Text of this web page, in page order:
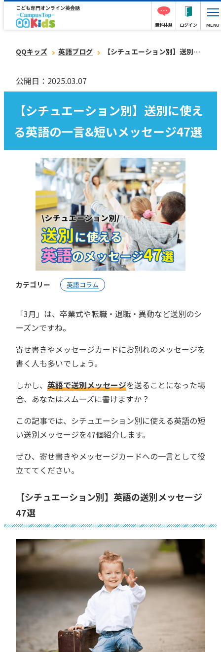
こども専門オンライン英会話
無料体験 ログイン MENU
QQキッズ 英語ブログ 【シチュエーション別】送別に使える英語の一言&短いメッセージ47選
公開日：2025.03.07
【シチュエーション別】送別に使え
る英語の一言&短いメッセージ47選
カテゴリー 英語コラム
「3月」は、卒業式や転職・退職・異動など送別のシ
ーズンですね。
寄せ書きやメッセージカードにお別れのメッセージを
書く人も多いでしょう。
しかし、 英語で送別メッセージを送ることになった場
合、あなたはスムーズに書けますか？
この記事では、シチュエーション別に使える英語の短
い送別メッセージを47個紹介します。
ぜひ、寄せ書きやメッセージカードへの一言として役
立ててください。
【シチュエーション別】英語の送別メッセージ
47選